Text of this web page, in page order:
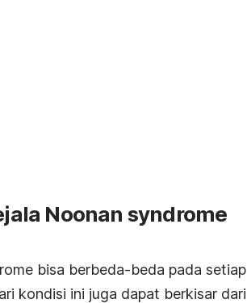
Noonan syndrome
bisa berbeda-beda pada setiap
kondisi ini juga dapat berkisar dari